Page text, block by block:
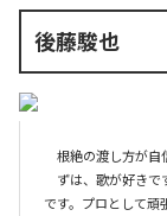
後藤駿也
根絶の渡し方が自
ずは、歌が好きで
です。プロとして頑